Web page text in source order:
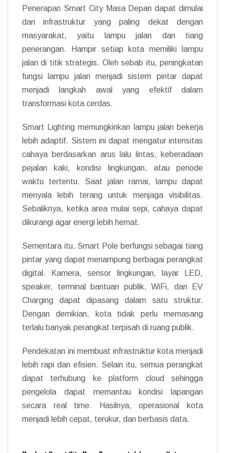
Penerapan Smart City Masa Depan dapat dimulai
dari infrastruktur yang paling dekat dengan
masyarakat, yaitu lampu jalan dan tiang
penerangan. Hampir setiap kota memiliki lampu
jalan di titik strategis. Oleh sebab itu, peningkatan
fungsi lampu jalan menjadi sistem pintar dapat
menjadi langkah awal yang efektif dalam
transformasi kota cerdas.
Smart Lighting memungkinkan lampu jalan bekerja
lebih adaptif. Sistem ini dapat mengatur intensitas
cahaya berdasarkan arus lalu lintas, keberadaan
pejalan kaki, kondisi lingkungan, atau periode
waktu tertentu. Saat jalan ramai, lampu dapat
menyala lebih terang untuk menjaga visibilitas.
Sebaliknya, ketika area mulai sepi, cahaya dapat
dikurangi agar energi lebih hemat.
Sementara itu, Smart Pole berfungsi sebagai tiang
pintar yang dapat menampung berbagai perangkat
digital. Kamera, sensor lingkungan, layar LED,
speaker, terminal bantuan publik, WiFi, dan EV
Charging dapat dipasang dalam satu struktur.
Dengan demikian, kota tidak perlu memasang
terlalu banyak perangkat terpisah di ruang publik.
Pendekatan ini membuat infrastruktur kota menjadi
lebih rapi dan efisien. Selain itu, semua perangkat
dapat terhubung ke platform cloud sehingga
pengelola dapat memantau kondisi lapangan
secara real time. Hasilnya, operasional kota
menjadi lebih cepat, terukur, dan berbasis data.